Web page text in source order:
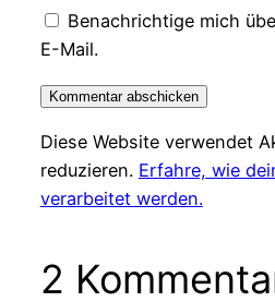
Benachrichtige mich
E-Mail.
Diese Website verwendet
reduzieren. Erfahre, wie
verarbeitet werden.
2